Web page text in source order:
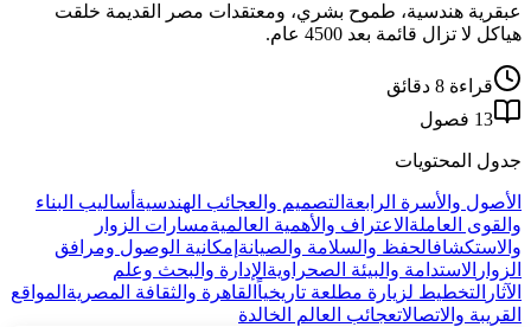
عبقرية هندسية، طموح بشري، ومعتقدات مصر القديمة خلقت
هياكل لا تزال قائمة بعد 4500 عام.
قراءة 8 دقائق
13 فصول
جدول المحتويات
الأصول والأسرة الرابعة التصميم والعجائب الهندسية أساليب البناء
والقوى العاملة الاعتراف والأهمية العالميةمسارات الزوار
والاستكشافالحفظ والسلامة والصيانة إمكانية الوصول ومرافق
الزوار الاستدامة والبيئة الصحراوية الإدارة والبحث وعلم
الآثار التخطيط لزيارة مطلعة تاريخياً القاهرة والثقافة المصرية المواقع
القريبة والاتصالاتعجائب العالم الخالدة